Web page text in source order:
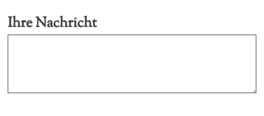
Ihre Nachricht